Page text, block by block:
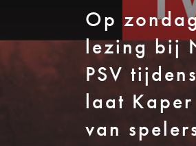
Op
lezing bij
PSV
laat
van